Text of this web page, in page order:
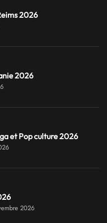
2026
2026
et Pop culture 2026
2026